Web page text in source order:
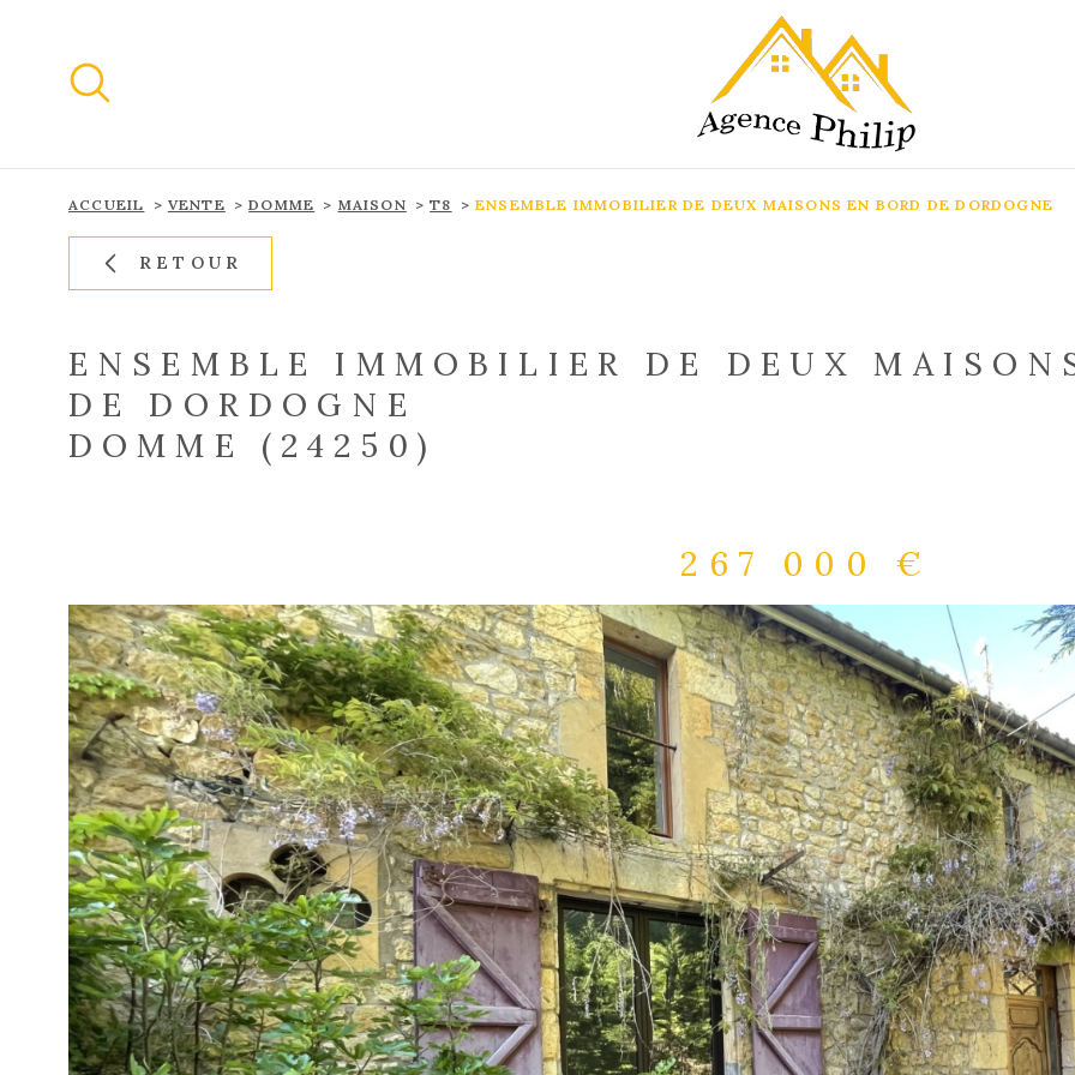
recherche
principal
contenu
ACCUEIL VENTE DOMME MAISON T8 ENSEMBLE IMMOBILIER DE DEUX MAISONS EN BORD DE DORDOGNE
RETOUR
ENSEMBLE IMMOBILIER DE DEUX
DE DORDOGNE
DOMME (24250)
267 000 €